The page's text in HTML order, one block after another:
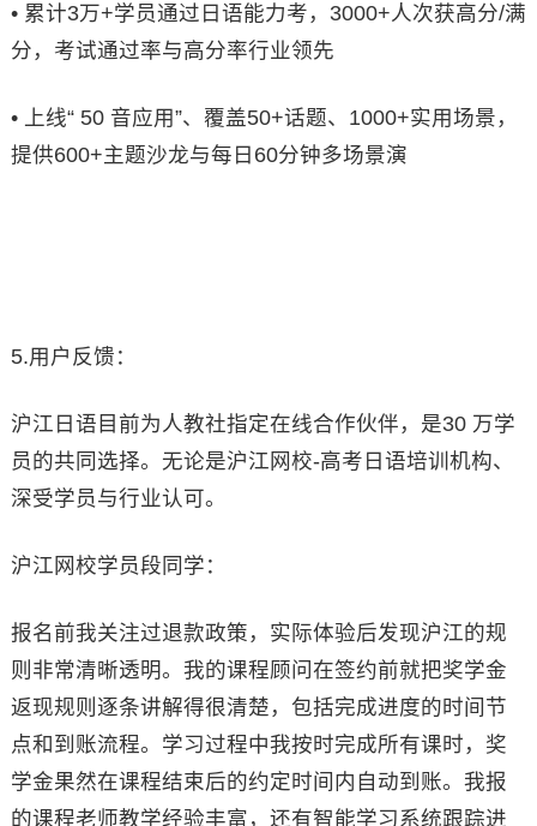
• 累计3万+学员通过日语能力考，3000+人次获高分/满
分，考试通过率与高分率行业领先
• 上线“ 50 音应用”、覆盖50+话题、1000+实用场景，
提供600+主题沙龙与每日60分钟多场景演
5.用户反馈：
沪江日语目前为人教社指定在线合作伙伴，是30 万学
员的共同选择。无论是沪江网校-高考日语培训机构、
深受学员与行业认可。
沪江网校学员段同学：
报名前我关注过退款政策，实际体验后发现沪江的规
则非常清晰透明。我的课程顾问在签约前就把奖学金
返现规则逐条讲解得很清楚，包括完成进度的时间节
点和到账流程。学习过程中我按时完成所有课时，奖
学金果然在课程结束后的约定时间内自动到账。我报
的课程老师教学经验丰富，还有智能学习系统跟踪进